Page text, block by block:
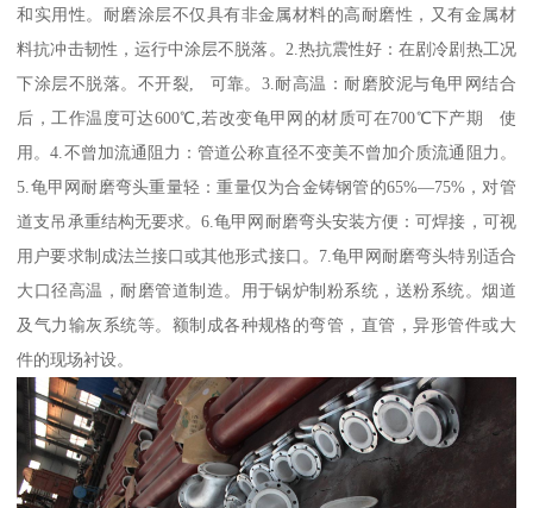
和实用性。耐磨涂层不仅具有非金属材料的高耐磨性，又有金属材
料抗冲击韧性，运行中涂层不脱落。2.热抗震性好：在剧冷剧热工况
下涂层不脱落。不开裂, 可靠。3.耐高温：耐磨胶泥与龟甲网结合
后，工作温度可达600℃,若改变龟甲网的材质可在700℃下产期 使
用。4.不曾加流通阻力：管道公称直径不变美不曾加介质流通阻力。
5.龟甲网耐磨弯头重量轻：重量仅为合金铸钢管的65%—75%，对管
道支吊承重结构无要求。6.龟甲网耐磨弯头安装方便：可焊接，可视
用户要求制成法兰接口或其他形式接口。7.龟甲网耐磨弯头特别适合
大口径高温，耐磨管道制造。用于锅炉制粉系统，送粉系统。烟道
及气力输灰系统等。额制成各种规格的弯管，直管，异形管件或大
件的现场衬设。